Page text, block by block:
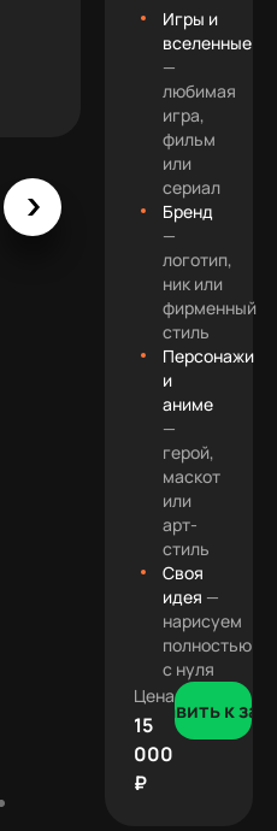
Игры и
вселенные
—
любимая
игра,
фильм
или
сериал
Бренд
—
логотип,
ник или
фирменный
стиль
Персонажи
и
аниме
—
герой,
маскот
или
арт-
стиль
Своя
идея —
нарисуем
полностью
с нуля
Цена
15
000
₽
Добавить к